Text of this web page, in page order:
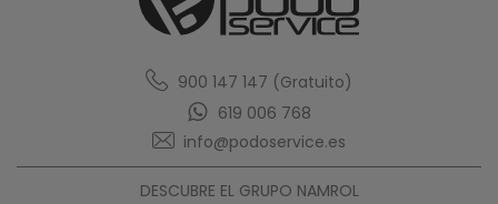
900 147 147 (Gratuito)
619 006 768
info@podoservice.es
DESCUBRE EL GRUPO NAMROL